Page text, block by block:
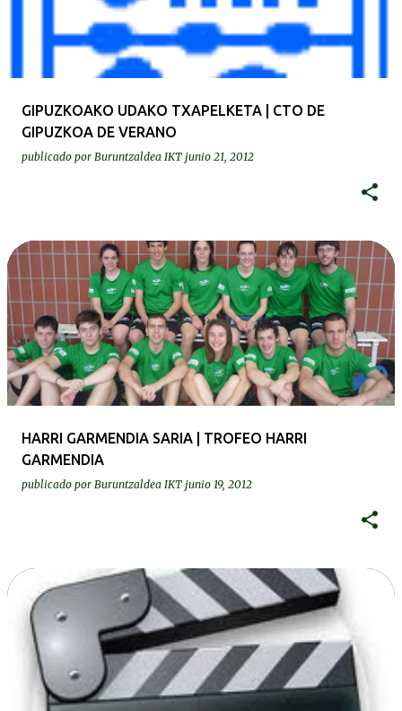
GIPUZKOAKO UDAKO TXAPELKETA | CTO DE
GIPUZKOA DE VERANO
publicado por Buruntzaldea IKT junio 21, 2012
HARRI GARMENDIA SARIA | TROFEO HARRI
GARMENDIA
publicado por Buruntzaldea IKT junio 19, 2012